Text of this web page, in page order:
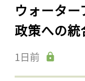
ウォータ
政策への統
1日前